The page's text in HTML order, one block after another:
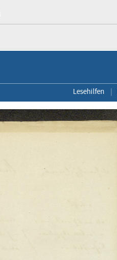
Lesehilfen